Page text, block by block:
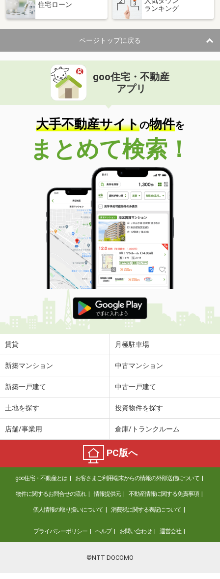
住宅ローン
ランキング
ページトップに戻る
goo住宅・不動産
アプリ
大手不動産サイトの物件を
まとめて検索！
賃貸 月極駐車場
新築マンション 中古マンション
新築一戸建て 中古一戸建て
土地を探す 投資物件を探す
店舗/事業用 倉庫/トランクルーム
PC版へ
goo住宅・不動産とは お客さまご利用端末からの情報の外部送信について
物件に関するお問合せの流れ 情報提供元 不動産情報に関する免責事項
個人情報の取り扱いについて 消費税に関する表記について
プライバシーポリシー ヘルプ お問い合わせ 運営会社
©NTT DOCOMO